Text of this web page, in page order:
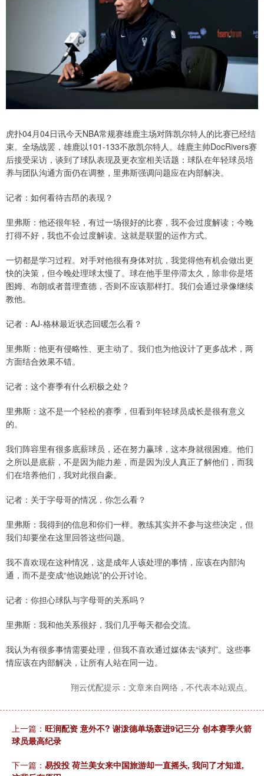
虎扑04月04日讯今天NBA常规赛雄鹿主场对阵凯尔特人的比赛已经结
束。全场战罢，雄鹿以101-133不敌凯尔特人。雄鹿主帅DocRivers赛
后接受采访，谈到了球队表现及更衣室相关话题：球队在年轻球员培
养与团队沟通方面仍在调整，里弗斯强调问题应在内部解决。
记者：如何看待吉昂的表现？
里弗斯：他还很年轻，有过一场很好的比赛，我不会过度解读；今晚
打得不好，我也不会过度解读。这就是联盟的运作方式。
一切都是学习过程。对手对他很有身体对抗，我觉得他有机会做出更
快的决策，但今晚处理球太慢了。球在他手里停滞太久，除非你是塔
图姆、布朗或者普理查德，否则不应该那样打。我们会通过录像继续
教他。
记者：AJ-格林最近状态回暖怎么看？
里弗斯：他更有侵略性、更主动了。我们也为他设计了更多战术，两
方面结合效果不错。
记者：这个赛季有什么积极之处？
里弗斯：这不是一个轻松的赛季，但看到年轻球员成长是很有意义
的。
我们阵容里有很多底薪球员，还在努力赢球，这本身就很困难。他们
之所以是底薪，不是因为能力差，而是因为没人真正了解他们，而我
们在培养他们，我对此很自豪。
记者：关于字母哥的情况，你怎么看？
里弗斯：我得到的信息和你们一样。教练其实并不参与这些决定，但
我们却要坐在这里回答这些问题。
我不喜欢现在这种情况，这是成年人该处理的事情，应该在内部沟
通，而不是变成“他说她说”的公开讨论。
记者：你担心球队与字母哥的关系吗？
里弗斯：我和他关系很好，我们几乎每天都会交流。
我认为有很多事情需要处理，但我不喜欢通过媒体去“谈判”。这些事
情应该在内部解决，让所有人站在同一边。
翔云优配提示：文章来自网络，不代表本站观点。
上一篇： 旺润配资 意外不? 谢泼德单场轰进9记三分 创本赛季火箭
球员最高纪录
下一篇： 易投投 荷兰美女来中国旅游却一直摇头, 我问了才知道,